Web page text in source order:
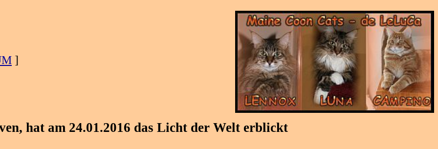
]
hat am 24.01.2016 das Licht der Welt erblickt